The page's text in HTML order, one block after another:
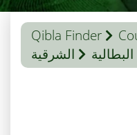
Qibla Finder
الشرقية
البطالية